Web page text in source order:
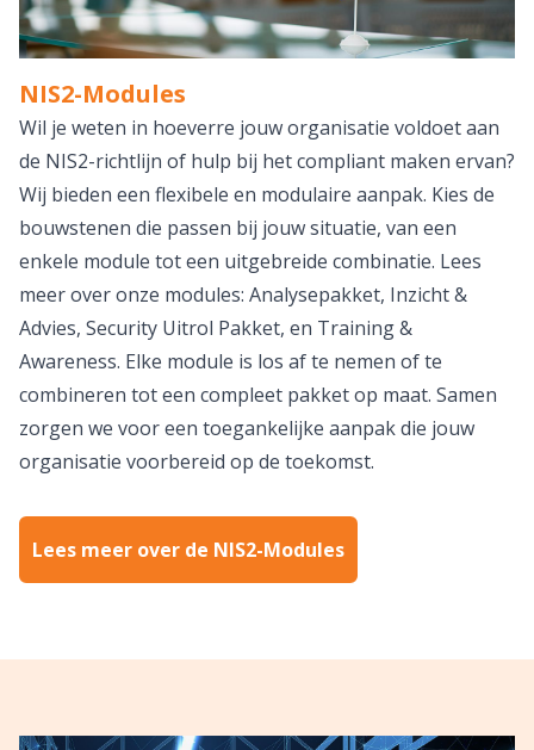
NIS2-Modules
Wil je weten in hoeverre jouw organisatie voldoet aan
de NIS2-richtlijn of hulp bij het compliant maken ervan?
Wij bieden een flexibele en modulaire aanpak. Kies de
bouwstenen die passen bij jouw situatie, van een
enkele module tot een uitgebreide combinatie. Lees
meer over onze modules: Analysepakket, Inzicht &
Advies, Security Uitrol Pakket, en Training &
Awareness. Elke module is los af te nemen of te
combineren tot een compleet pakket op maat. Samen
zorgen we voor een toegankelijke aanpak die jouw
organisatie voorbereid op de toekomst.
Lees meer over de NIS2-Modules